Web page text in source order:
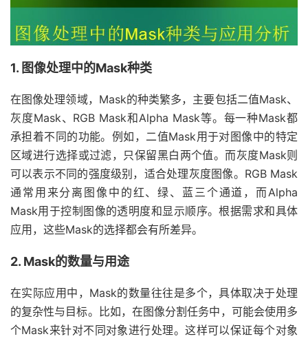
1. 图像处理中的Mask种类
在图像处理领域，Mask的种类繁多，主要包括二值Mask、
灰度Mask、RGB Mask和Alpha Mask等。每一种Mask都
承担着不同的功能。例如，二值Mask用于对图像中的特定
区域进行选择或过滤，只保留黑白两个值。而灰度Mask则
可以表示不同的强度级别，适合处理灰度图像。RGB Mask
通常用来分离图像中的红、绿、蓝三个通道，而Alpha
Mask用于控制图像的透明度和显示顺序。根据需求和具体
应用，这些Mask的选择都会有所差异。
2. Mask的数量与用途
在实际应用中，Mask的数量往往是多个，具体取决于处理
的复杂性与目标。比如，在图像分割任务中，可能会使用多
个Mask来针对不同对象进行处理。这样可以保证每个对象